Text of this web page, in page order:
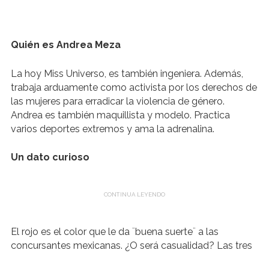
Quién es Andrea Meza
La hoy Miss Universo, es también ingeniera. Además,
trabaja arduamente como activista por los derechos de
las mujeres para erradicar la violencia de género.
Andrea es también maquillista y modelo. Practica
varios deportes extremos y ama la adrenalina.
Un dato curioso
El rojo es el color que le da ¨buena suerte¨ a las
concursantes mexicanas. ¿O será casualidad? Las tres